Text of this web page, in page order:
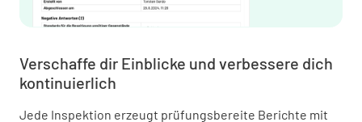
Verschaffe dir Einblicke und verbessere dich
kontinuierlich
Jede Inspektion erzeugt prüfungsbereite Berichte mit